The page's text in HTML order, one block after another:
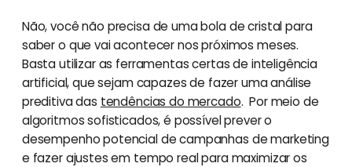
Não, você não precisa de uma bola de cristal para
saber o que vai acontecer nos próximos meses.
Basta utilizar as ferramentas certas de inteligência
artificial, que sejam capazes de fazer uma análise
preditiva das tendências do mercado. Por meio de
algoritmos sofisticados, é possível prever o
desempenho potencial de campanhas de marketing
e fazer ajustes em tempo real para maximizar os